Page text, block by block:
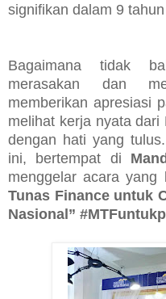
signifikan dalam 9
Bagaimana tidak
merasakan dan
memberikan apresiasi
melihat kerja nyata dari
dengan hati yang
ini, bertempat di
menggelar acara yang
Tunas Finance untuk
Nasional”